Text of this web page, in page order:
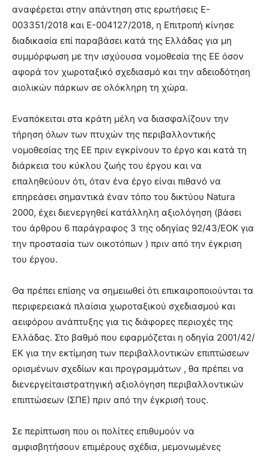
αναφέρεται στην απάντηση στις ερωτήσεις E-
003351/2018 και E-004127/2018, η Επιτροπή κίνησε
διαδικασία επί παραβάσει κατά της Ελλάδας για μη
συμμόρφωση με την ισχύουσα νομοθεσία της ΕΕ όσον
αφορά τον χωροταξικό σχεδιασμό και την αδειοδότηση
αιολικών πάρκων σε ολόκληρη τη χώρα.
Εναπόκειται στα κράτη μέλη να διασφαλίζουν την
τήρηση όλων των πτυχών της περιβαλλοντικής
νομοθεσίας της ΕΕ πριν εγκρίνουν το έργο και κατά τη
διάρκεια του κύκλου ζωής του έργου και να
επαληθεύουν ότι, όταν ένα έργο είναι πιθανό να
επηρεάσει σημαντικά έναν τόπο του δικτύου Natura
2000, έχει διενεργηθεί κατάλληλη αξιολόγηση (βάσει
του άρθρου 6 παράγραφος 3 της οδηγίας 92/43/ΕΟΚ για
την προστασία των οικοτόπων ) πριν από την έγκριση
του έργου.
Θα πρέπει επίσης να σημειωθεί ότι επικαιροποιούνται τα
περιφερειακά πλαίσια χωροταξικού σχεδιασμού και
αειφόρου ανάπτυξης για τις διάφορες περιοχές της
Ελλάδας. Στο βαθμό που εφαρμόζεται η οδηγία 2001/42/
ΕΚ για την εκτίμηση των περιβαλλοντικών επιπτώσεων
ορισμένων σχεδίων και προγραμμάτων , θα πρέπει να
διενεργείταιστρατηγική αξιολόγηση περιβαλλοντικών
επιπτώσεων (ΣΠΕ) πριν από την έγκρισή τους.
Σε περίπτωση που οι πολίτες επιθυμούν να
αμφισβητήσουν επιμέρους σχέδια, μεμονωμένες